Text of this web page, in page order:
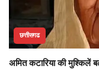
छत्तीसगढ
अमित कटारिया की मुश्किलें